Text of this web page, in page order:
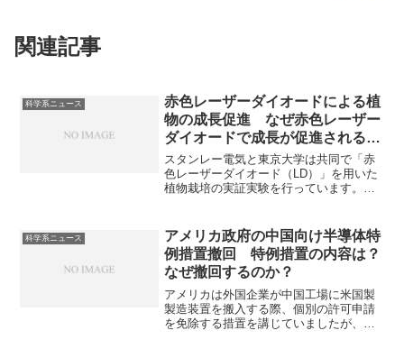
関連記事
科学系ニュース
赤色レーザーダイオードによる植
物の成長促進 なぜ赤色レーザー
ダイオードで成長が促進されるの
か？実際の効果はどれくらいか？
スタンレー電気と東京大学は共同で「赤
色レーザーダイオード（LD）」を用いた
植物栽培の実証実験を行っています。な
を知ることができます。
科学系ニュース
アメリカ政府の中国向け半導体特
例措置撤回 特例措置の内容は？
なぜ撤回するのか？
アメリカは外国企業が中国工場に米国製
製造装置を搬入する際、個別の許可申請
を免除する措置を講じていましたが、最